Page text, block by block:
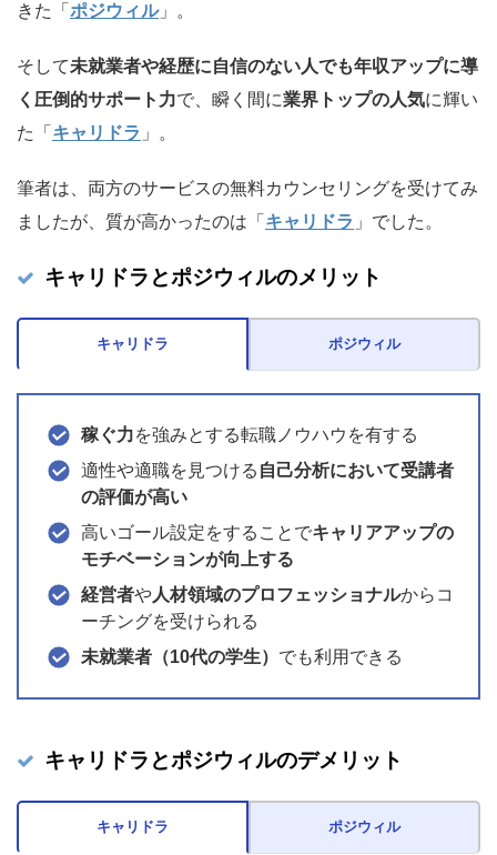
きた「 ポジウィル」。
そして未就業者や経歴に自信のない人でも年収アップに導
く圧倒的サポート力で、瞬く間に業界トップの人気に輝い
た「 キャリドラ 」。
筆者は、両方のサービスの無料カウンセリングを受けてみ
ましたが、質が高かったのは「 キャリドラ 」でした。
キャリドラとポジウィルのメリット
キャリドラ ポジウィル
稼ぐ力を強みとする転職ノウハウを有する
適性や適職を見つける 自己分析において受講者
の評価が高い
高いゴール設定をすることでキャリアアップの
モチベーションが向上する
経営者や人材領域のプロフェッショナルからコ
ーチングを受けられる
未就業者（10代の学生） でも利用できる
キャリドラとポジウィルのデメリット
キャリドラ ポジウィル